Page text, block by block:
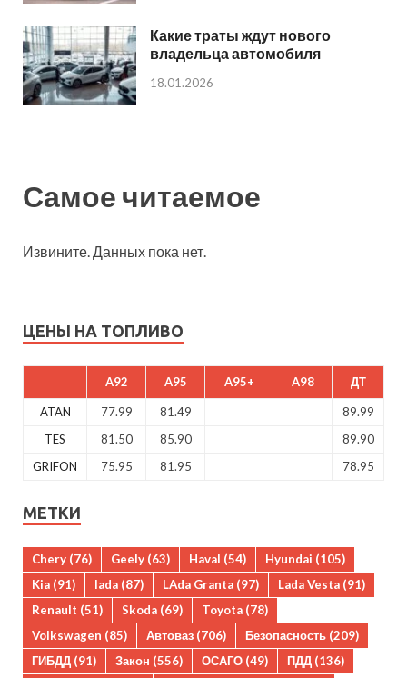
Какие траты ждут нового
владельца автомобиля
18.01.2026
Самое читаемое
Извините. Данных пока нет.
ЦЕНЫ НА ТОПЛИВО
A92 A95 A95+ A98 ДТ
ATAN 77.99 81.49
89.99
TES
81.50 85.90
89.90
GRIFON
75.95 81.95 78.95
МЕТКИ
Chery (76) Geely (63) Haval (54) Hyundai (105)
Kia (91) lada (87) LAda Granta (97) Lada Vesta (91)
Renault (51) Skoda (69) Toyota (78)
Volkswagen (85) Автоваз (706) Безопасность (209)
ГИБДД (91) Закон (556) ОСАГО (49) ПДД (136)